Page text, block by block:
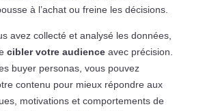
à l’achat ou freine les décisions.
avez collecté et analysé les données,
cibler votre audienceavec précision.
buyer personas, vous pouvez
contenu pour mieux répondre aux
motivations et comportements de